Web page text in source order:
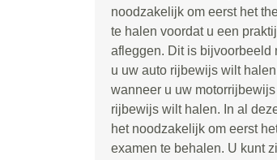
noodzakelijk om eerst het
te halen voordat u een
afleggen. Dit is bijvoorbeeld
u uw auto rijbewijs wilt
wanneer u uw
rijbewijs wilt halen. In al
het noodzakelijk om eerst
examen te behalen. U kunt